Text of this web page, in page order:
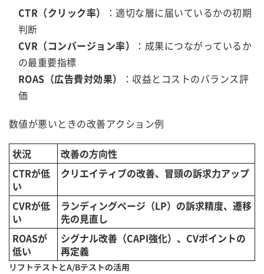
CTR（クリック率）
：適切な層に届いているかの初期
判断
CVR（コンバージョン率）
：成果につながっているか
の最重要指標
ROAS（広告費対効果）
：収益とコストのバランス評
価
数値が悪いときの改善アクション例
状況
改善の方向性
CTRが低
い
クリエイティブの改善、冒頭の訴求力アップ
CVRが低
い
ランディングページ（LP）の訴求精度、遷移
先の見直し
ROASが
低い
シグナル改善（CAPI強化）、CVポイントの
再定義
リフトテストとA/Bテストの活用